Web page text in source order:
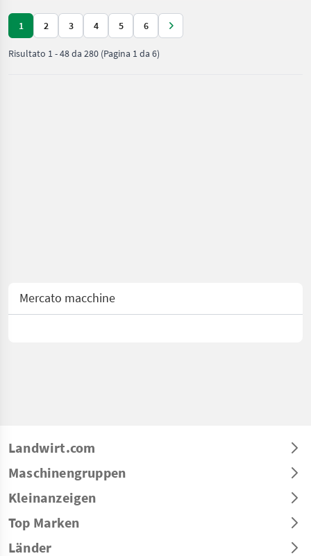
1 2 3 4 5 6
Risultato 1-48da 280 (Pagina 1 da 6)
Mercato macchine
Landwirt.com
Maschinengruppen
Kleinanzeigen
Top Marken
Länder